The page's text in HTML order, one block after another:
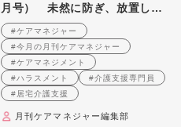
月号） 未然に防ぎ、放置しな
いための 基礎から学ぶハラス
メント対策
#ケアマネジャー
#今月の月刊ケアマネジャー
#ケアマネジメント
#ハラスメント
#介護支援専門員
#居宅介護支援
月刊ケアマネジャー編集部